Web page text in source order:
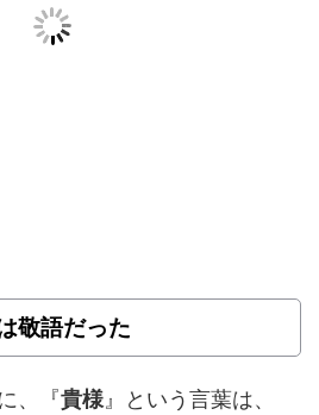
敬語だった
、『貴様 』という言葉は、